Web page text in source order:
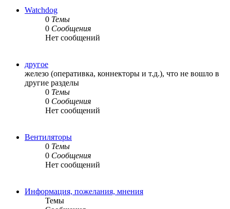
Watchdog
0 Темы
0 Сообщения
Нет сообщений
другое
железо (оперативка, коннекторы и т.д.), что не вошло в
другие разделы
0 Темы
0 Сообщения
Нет сообщений
Вентиляторы
0 Темы
0 Сообщения
Нет сообщений
Информация, пожелания, мнения
Темы